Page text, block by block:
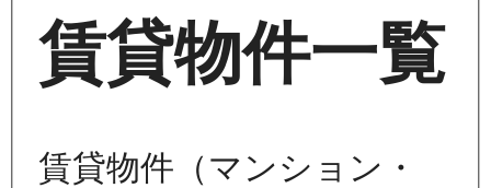
賃貸物件一覧
賃貸物件（マンション・